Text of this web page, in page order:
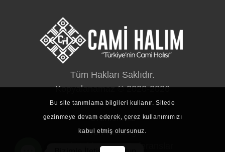
Tüm Hakları Saklıdır.
Kopyalanamaz © 2020-2026
Ürünlerimiz
Ürün Kataloğu
Cami Halıları
Bu site tanımlama bilgileri kullanır. Sitede
gezinmeye devam ederek, çerez kullanımımızı
kabul etmiş olursunuz.